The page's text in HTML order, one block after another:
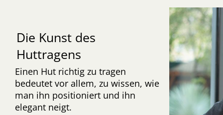
Die Kunst des
Huttragens
Einen Hut richtig zu tragen
bedeutet vor allem, zu wissen, wie
man ihn positioniert und ihn
elegant neigt.